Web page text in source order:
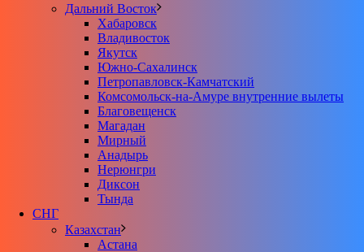
Дальний Восток
Хабаровск
Владивосток
Якутск
Южно-Сахалинск
Петропавловск-Камчатский
Комсомольск-на-Амуре внутренние вылеты
Благовещенск
Магадан
Мирный
Анадырь
Нерюнгри
Диксон
Тында
СНГ
Казахстан
Астана